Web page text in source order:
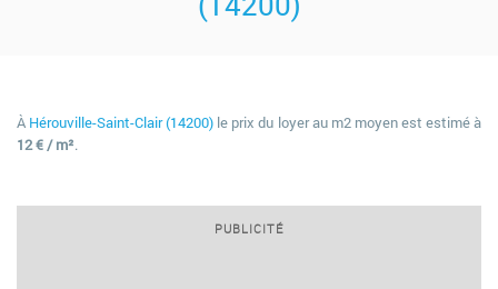
À Hérouville-Saint-Clair (14200) le prix du loyer au m2 moyen est estimé à
12 € / m².
PUBLICITÉ